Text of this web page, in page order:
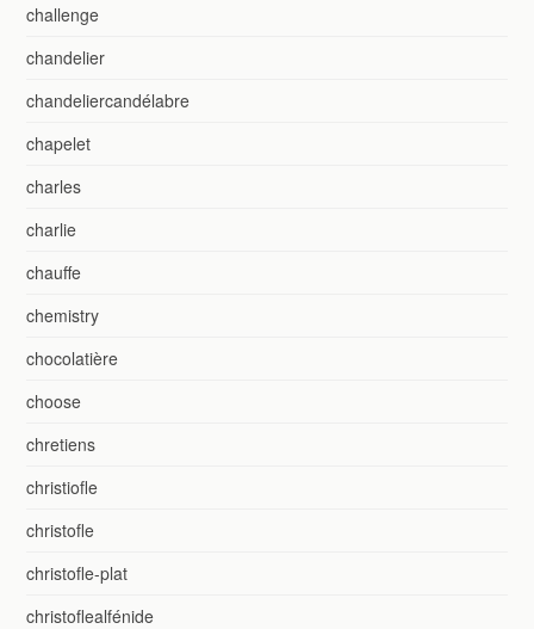
challenge
chandelier
chandeliercandélabre
chapelet
charles
charlie
chauffe
chemistry
chocolatière
choose
chretiens
christiofle
christofle
christofle-plat
christoflealfénide